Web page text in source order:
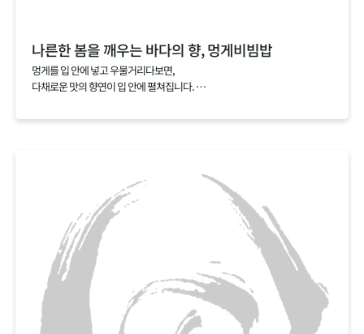
나른한 봄을 깨우는 바다의 향, 멍게비빔밥
멍게를 입 안에 넣고 우물거리다보면,
다채로운 맛의 향연이 입 안에 펼쳐집니다.
짭조름한 맛과 씁쓸한 맛을 지나고 나면,
멍게 특유의 향을 하나도 놓치지 않고 오롯이 느낄 수 있답니다.
싱그러운 봄채소와 바다 향을 가득 품은 멍게로 나른해진 몸과 마음을 깨워보